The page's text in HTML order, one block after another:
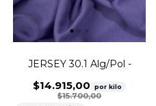
JERSEY 30.1 Alg/Pol -
$14.915,00 por kilo
$15.700,00